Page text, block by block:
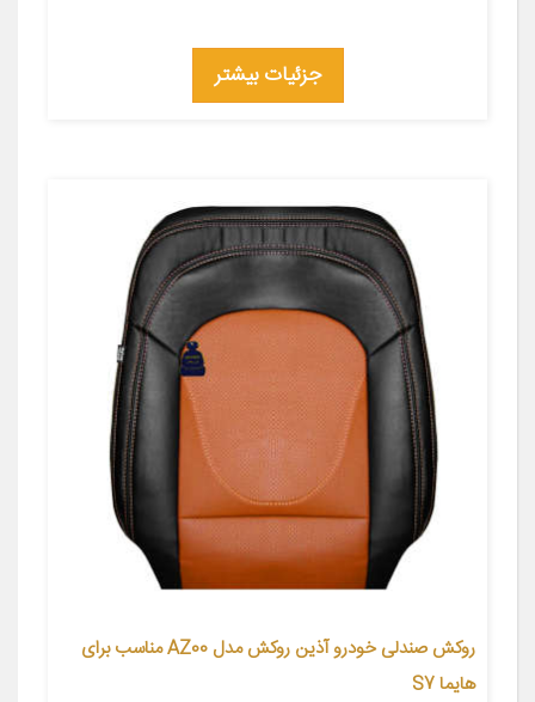
جزئیات بیشتر
روکش صندلی خودرو آذین روکش مدل AZ00 مناسب برای
هایما S7